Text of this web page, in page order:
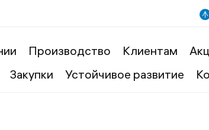
Производство Клиентам
Закупки Устойчивое развитие